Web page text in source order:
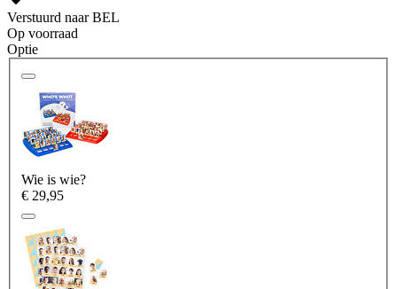
Verstuurd naar BEL
Op voorraad
Optie
Wie is wie?
€ 29,95